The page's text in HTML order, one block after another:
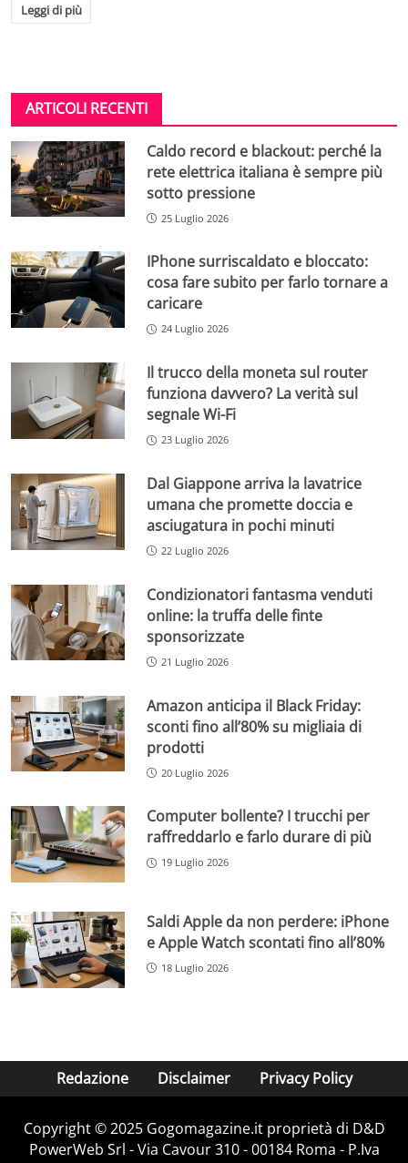
Leggi di più
ARTICOLI RECENTI
Caldo record e blackout: perché la
rete elettrica italiana è sempre più
sotto pressione
25 Luglio 2026
IPhone surriscaldato e bloccato:
cosa fare subito per farlo tornare a
caricare
24 Luglio 2026
Il trucco della moneta sul router
funziona davvero? La verità sul
segnale Wi-Fi
23 Luglio 2026
Dal Giappone arriva la lavatrice
umana che promette doccia e
asciugatura in pochi minuti
22 Luglio 2026
Condizionatori fantasma venduti
online: la truffa delle finte
sponsorizzate
21 Luglio 2026
Amazon anticipa il Black Friday:
sconti fino all’80% su migliaia di
prodotti
20 Luglio 2026
Computer bollente? I trucchi per
raffreddarlo e farlo durare di più
19 Luglio 2026
Saldi Apple da non perdere: iPhone
e Apple Watch scontati fino all’80%
18 Luglio 2026
Redazione Disclaimer Privacy Policy
Copyright © 2025 Gogomagazine.it proprietà di D&D
PowerWeb Srl - Via Cavour 310 - 00184 Roma - P.Iva